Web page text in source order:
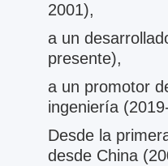
2001),
a un
presente),
a un promotor
ingeniería
Desde la
desde China